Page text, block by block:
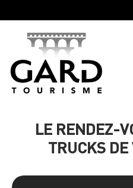
LE RENDEZ-
TRUCKS